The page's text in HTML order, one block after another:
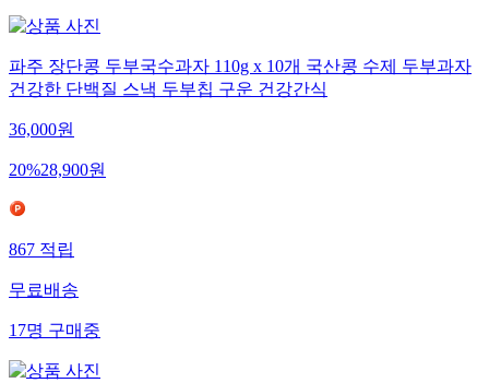
파주 장단콩 두부국수과자 110g x 10개 국산콩 수제 두부과자
건강한 단백질 스낵 두부칩 구운 건강간식
36,000원
20%28,900원
867 적립
무료배송
17명 구매중